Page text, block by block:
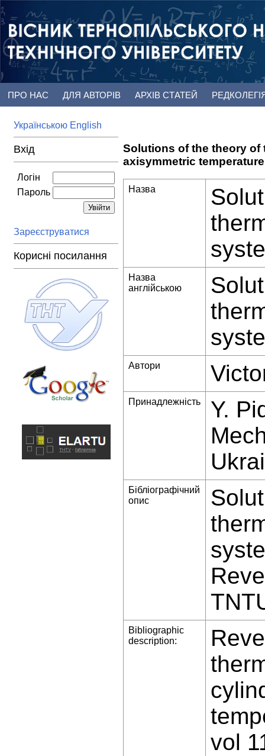
ПРО НАС ДЛЯ АВТОРІВ АРХІВ СТАТЕЙ
Українською English
Вхід
Логін
Пароль
Зареєструватися
Корисні посилання
Solutions of the theory
axisymmetric temperature
Назва
Назва
англійською
Автори
Принадлежність
Y.
Бібліографічний
опис
Bibliographic
description:
vol